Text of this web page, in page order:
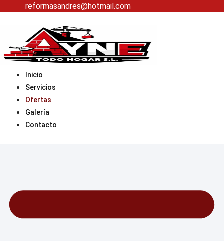
reformasandres@hotmail.com
Inicio
Servicios
Ofertas
Galería
Contacto